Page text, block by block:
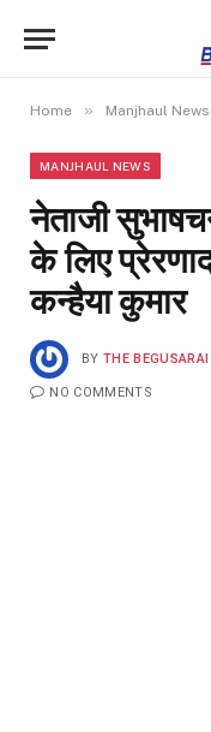
Home » Manjhaul News
MANJHAUL NEWS
नेताजी
के लिए
कन्हैया कुमार
BY THE BEGUSARAI
NO COMMENTS